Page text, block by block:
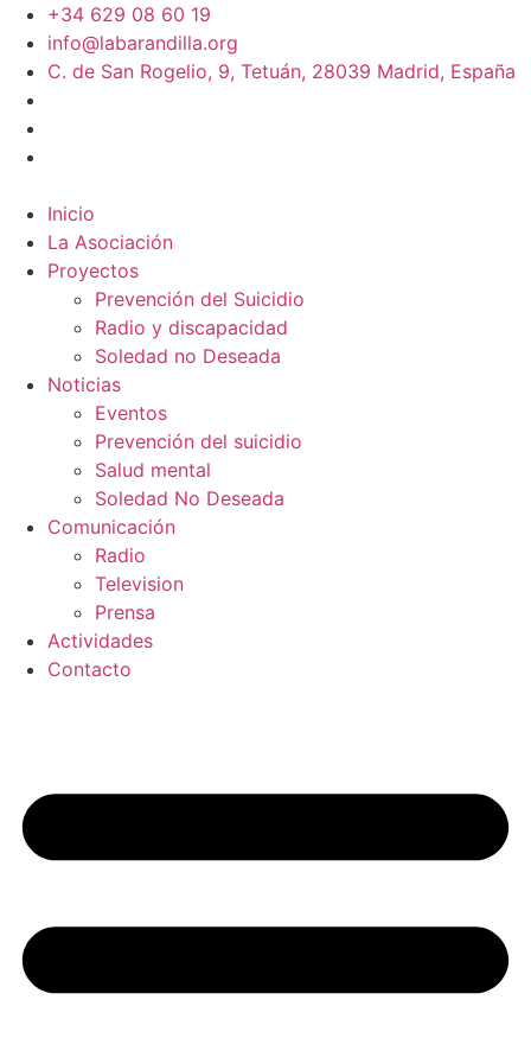
+34 629 08 60 19
info@labarandilla.org
C. de San Rogelio, 9, Tetuán, 28039 Madrid, España
Inicio
La Asociación
Proyectos
Prevención del Suicidio
Radio y discapacidad
Soledad no Deseada
Noticias
Eventos
Prevención del suicidio
Salud mental
Soledad No Deseada
Comunicación
Radio
Television
Prensa
Actividades
Contacto